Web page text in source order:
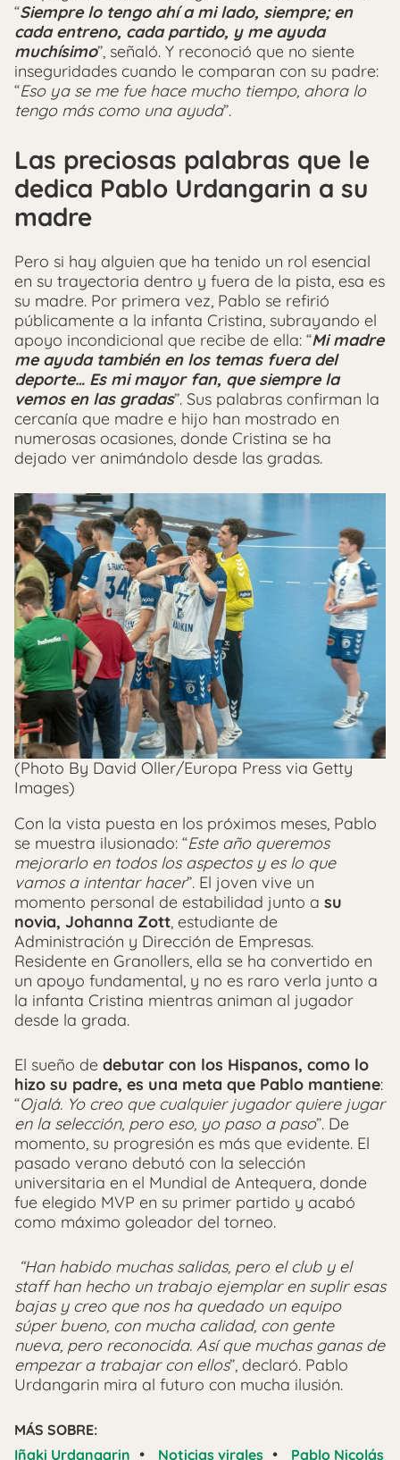
“Siempre lo tengo ahí a mi lado, siempre; en
cada entreno, cada partido, y me ayuda
muchísimo”, señaló. Y reconoció que no siente
inseguridades cuando le comparan con su padre:
“Eso ya se me fue hace mucho tiempo, ahora lo
tengo más como una ayuda”.
Las preciosas palabras que le
dedica Pablo Urdangarin a su
madre
Pero si hay alguien que ha tenido un rol esencial
en su trayectoria dentro y fuera de la pista, esa es
su madre. Por primera vez, Pablo se refirió
públicamente a la infanta Cristina, subrayando el
apoyo incondicional que recibe de ella: “Mi madre
me ayuda también en los temas fuera del
deporte… Es mi mayor fan, que siempre la
vemos en las gradas”. Sus palabras confirman la
cercanía que madre e hijo han mostrado en
numerosas ocasiones, donde Cristina se ha
dejado ver animándolo desde las gradas.
(Photo By David Oller/Europa Press via Getty
Images)
Con la vista puesta en los próximos meses, Pablo
se muestra ilusionado: “Este año queremos
mejorarlo en todos los aspectos y es lo que
vamos a intentar hacer”. El joven vive un
momento personal de estabilidad junto a su
novia, Johanna Zott , estudiante de
Administración y Dirección de Empresas.
Residente en Granollers, ella se ha convertido en
un apoyo fundamental, y no es raro verla junto a
la infanta Cristina mientras animan al jugador
desde la grada.
El sueño de debutar con los Hispanos, como lo
hizo su padre, es una meta que Pablo mantiene:
“Ojalá. Yo creo que cualquier jugador quiere jugar
en la selección, pero eso, yo paso a paso”. De
momento, su progresión es más que evidente. El
pasado verano debutó con la selección
universitaria en el Mundial de Antequera, donde
fue elegido MVP en su primer partido y acabó
como máximo goleador del torneo.
“Han habido muchas salidas, pero el club y el
staff han hecho un trabajo ejemplar en suplir esas
bajas y creo que nos ha quedado un equipo
súper bueno, con mucha calidad, con gente
nueva, pero reconocida. Así que muchas ganas de
empezar a trabajar con ellos”, declaró. Pablo
Urdangarin mira al futuro con mucha ilusión.
MÁS SOBRE:
Iñaki Urdangarin • Noticias virales • Pablo Nicolás